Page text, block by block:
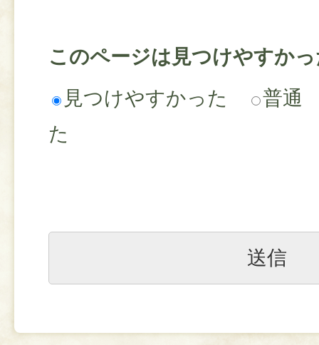
このページは見つけやすか
見つけやすかった
普通
た